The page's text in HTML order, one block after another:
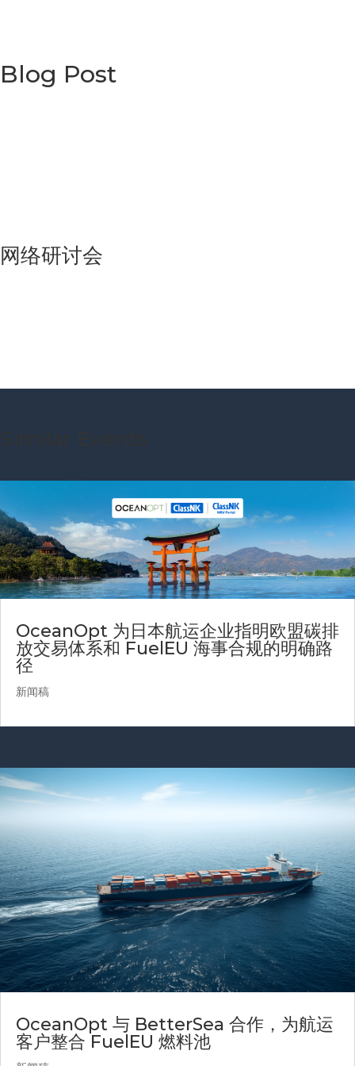
Blog Post
网络研讨会
OceanOpt 为日本航运企业指明欧盟碳排
放交易体系和 FuelEU 海事合规的明确路
径
新闻稿
OceanOpt 与 BetterSea 合作，为航运
客户整合 FuelEU 燃料池